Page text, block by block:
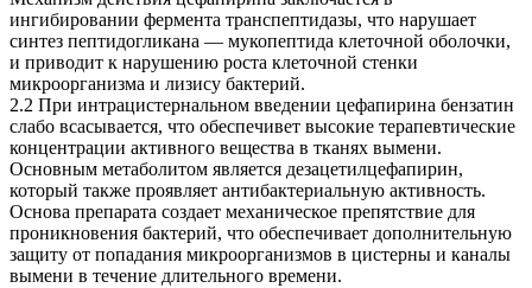
ингибировании фермента транспептидазы, что нарушает
синтез пептидогликана — мукопептида клеточной оболочки,
и приводит к нарушению роста клеточной стенки
микроорганизма и лизису бактерий.
2.2 При интрацистернальном введении цефапирина бензатин
слабо всасывается, что обеспечивет высокие терапевтические
концентрации активного вещества в тканях вымени.
Основным метаболитом является дезацетилцефапирин,
который также проявляет антибактериальную активность.
Основа препарата создает механическое препятствие для
проникновения бактерий, что обеспечивает дополнительную
защиту от попадания микроорганизмов в цистерны и каналы
вымени в течение длительного времени.